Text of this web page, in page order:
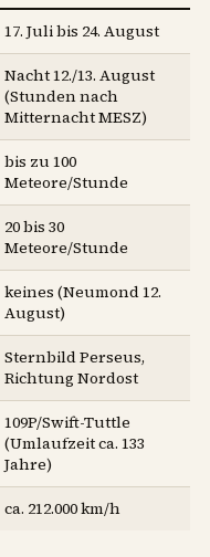
17. Juli bis 24. August
Nacht 12./13. August
(Stunden nach
Mitternacht MESZ)
bis zu 100
Meteore/Stunde
20 bis 30
Meteore/Stunde
keines (Neumond 12.
August)
Sternbild Perseus,
Richtung Nordost
109P/Swift-Tuttle
(Umlaufzeit ca. 133
Jahre)
ca. 212.000 km/h